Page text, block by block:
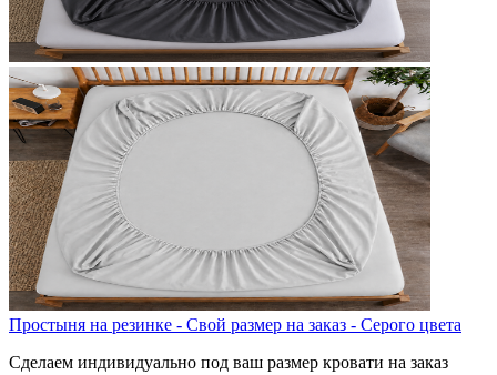
Простыня на резинке - Свой размер на заказ - Серого цвета
Сделаем индивидуально под ваш размер кровати на заказ